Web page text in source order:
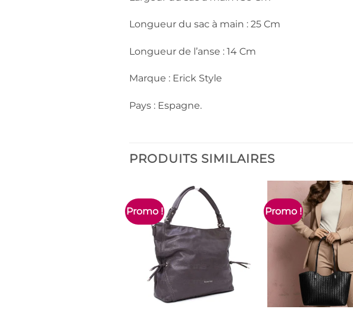
Longueur du sac à main : 25 Cm
Longueur de l’anse : 14 Cm
Marque : Erick Style
Pays : Espagne.
PRODUITS SIMILAIRES
Promo ! Promo !